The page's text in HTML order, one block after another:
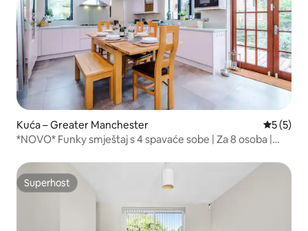
Kuća – Greater Manchester
5 (5)
*NOVO* Funky smještaj s 4 spavaće sobe | Za 8 osoba |
Superhost
Superhost